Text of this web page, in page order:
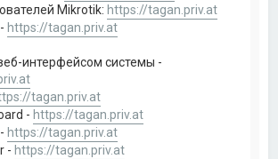
Mikrotik: https://tagan.priv.at
https://tagan.priv.at
интерфейсом системы -
tagan.priv.at
- https://tagan.priv.at
https://tagan.priv.at
- https://tagan.priv.at